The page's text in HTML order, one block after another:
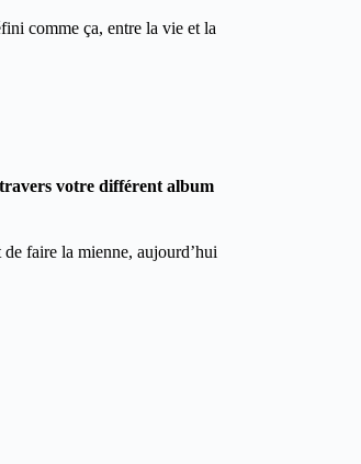
comme ça, entre la vie et la
votre différent album
de faire la mienne, aujourd’hui